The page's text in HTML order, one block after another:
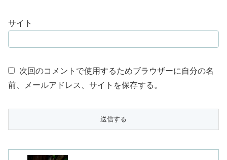
サイト
次回のコメントで使用するためブラウザーに自分の名
前、メールアドレス、サイトを保存する。